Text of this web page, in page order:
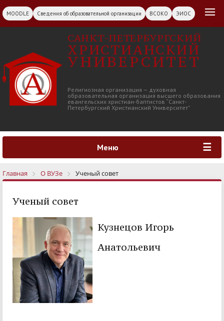
MOODLE Сведения об образовательной организации ВСОКО ЭИОС
САНКТ-ПЕТЕРБУРГСКИЙ
ХРИСТИАНСКИЙ
УНИВЕРСИТЕТ
Религиозная организация — духовная
образовательная организация высшего образования
евангельских христиан-баптистов “Санкт-
Петербургский Христианский Университет”
Меню
Главная О ВУЗе Ученый совет
Ученый совет
Кузнецов Игорь
Анатольевич